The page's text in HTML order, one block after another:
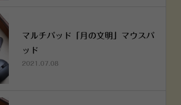
マルチパッド「月の文明」マウスパ
ッド
2021.07.08